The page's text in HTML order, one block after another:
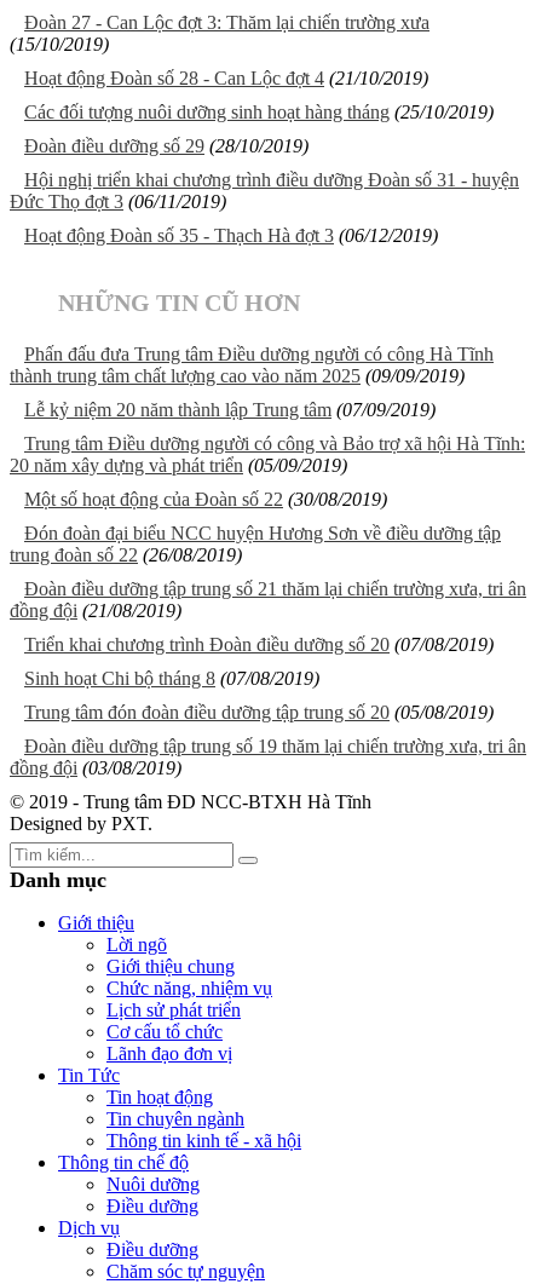
Đoàn 27 - Can Lộc đợt 3: Thăm lại chiến trường xưa
(15/10/2019)
Hoạt động Đoàn số 28 - Can Lộc đợt 4 (21/10/2019)
Các đối tượng nuôi dưỡng sinh hoạt hàng tháng (25/10/2019)
Đoàn điều dưỡng số 29 (28/10/2019)
Hội nghị triển khai chương trình điều dưỡng Đoàn số 31 - huyện
Đức Thọ đợt 3 (06/11/2019)
Hoạt động Đoàn số 35 - Thạch Hà đợt 3 (06/12/2019)
NHỮNG TIN CŨ HƠN
Phấn đấu đưa Trung tâm Điều dưỡng người có công Hà Tĩnh
thành trung tâm chất lượng cao vào năm 2025 (09/09/2019)
Lễ kỷ niệm 20 năm thành lập Trung tâm (07/09/2019)
Trung tâm Điều dưỡng người có công và Bảo trợ xã hội Hà Tĩnh:
20 năm xây dựng và phát triển (05/09/2019)
Một số hoạt động của Đoàn số 22 (30/08/2019)
Đón đoàn đại biểu NCC huyện Hương Sơn về điều dưỡng tập
trung đoàn số 22 (26/08/2019)
Đoàn điều dưỡng tập trung số 21 thăm lại chiến trường xưa, tri ân
đồng đội (21/08/2019)
Triển khai chương trình Đoàn điều dưỡng số 20 (07/08/2019)
Sinh hoạt Chi bộ tháng 8 (07/08/2019)
Trung tâm đón đoàn điều dưỡng tập trung số 20 (05/08/2019)
Đoàn điều dưỡng tập trung số 19 thăm lại chiến trường xưa, tri ân
đồng đội (03/08/2019)
© 2019 - Trung tâm ĐD NCC-BTXH Hà Tĩnh
Designed by PXT.
Danh mục
Giới thiệu
Lời ngõ
Giới thiệu chung
Chức năng, nhiệm vụ
Lịch sử phát triển
Cơ cấu tổ chức
Lãnh đạo đơn vị
Tin Tức
Tin hoạt động
Tin chuyên ngành
Thông tin kinh tế - xã hội
Thông tin chế độ
Nuôi dưỡng
Điều dưỡng
Dịch vụ
Điều dưỡng
Chăm sóc tự nguyện